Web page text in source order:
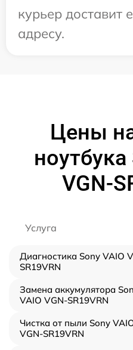
курьер доставит
адресу.
Цены
ноутбука
VGN-
Услуга
Диагностика Sony VAIO
SR19VRN
Замена аккумулятора
VAIO VGN-SR19VRN
Чистка от пыли Sony
VGN-SR19VRN